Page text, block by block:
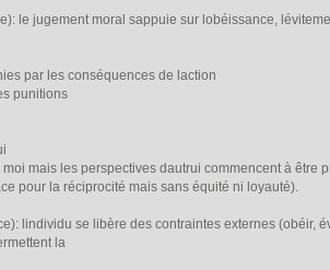
le jugement moral sappuie sur lobéissance,
par les conséquences de laction
punitions
mais les perspectives dautrui commencent à être
pour la réciprocité mais sans équité ni loyauté).
lindividu se libère des contraintes externes
la